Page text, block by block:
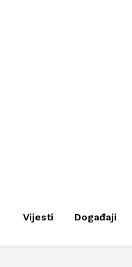
Vijesti Događaji